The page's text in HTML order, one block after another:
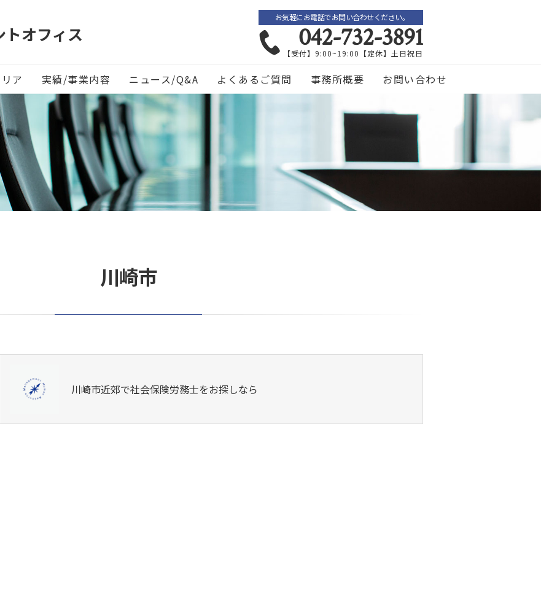
トオフィス
お気軽にお電話でお問い合わせください。
042-732-3891
【受付】9:00~19:00【定休】土日祝日
ア 実績/事業内容 ニュース/Q&A よくあるご質問 事務所概要 お問い合わせ
川崎市
川崎市近郊で社会保険労務士をお探しなら